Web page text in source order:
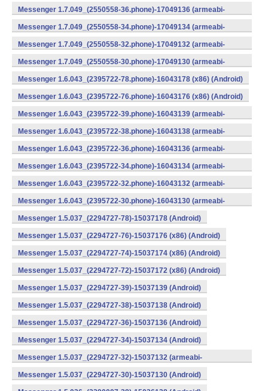
v7a) (Android)
Messenger 1.7.049_(2550558-36.phone)-17049136 (armeabi-
v7a) (Android)
Messenger 1.7.049_(2550558-34.phone)-17049134 (armeabi-
v7a) (Android)
Messenger 1.7.049_(2550558-32.phone)-17049132 (armeabi-
v7a) (Android)
Messenger 1.7.049_(2550558-30.phone)-17049130 (armeabi-
v7a) (Android)
Messenger 1.6.043_(2395722-78.phone)-16043178 (x86) (Android)
Messenger 1.6.043_(2395722-76.phone)-16043176 (x86) (Android)
Messenger 1.6.043_(2395722-39.phone)-16043139 (armeabi-
v7a) (Android)
Messenger 1.6.043_(2395722-38.phone)-16043138 (armeabi-
v7a) (Android)
Messenger 1.6.043_(2395722-36.phone)-16043136 (armeabi-
v7a) (Android)
Messenger 1.6.043_(2395722-34.phone)-16043134 (armeabi-
v7a) (Android)
Messenger 1.6.043_(2395722-32.phone)-16043132 (armeabi-
v7a) (Android)
Messenger 1.6.043_(2395722-30.phone)-16043130 (armeabi-
v7a) (Android)
Messenger 1.5.037_(2294727-78)-15037178 (Android)
Messenger 1.5.037_(2294727-76)-15037176 (x86) (Android)
Messenger 1.5.037_(2294727-74)-15037174 (x86) (Android)
Messenger 1.5.037_(2294727-72)-15037172 (x86) (Android)
Messenger 1.5.037_(2294727-39)-15037139 (Android)
Messenger 1.5.037_(2294727-38)-15037138 (Android)
Messenger 1.5.037_(2294727-36)-15037136 (Android)
Messenger 1.5.037_(2294727-34)-15037134 (Android)
Messenger 1.5.037_(2294727-32)-15037132 (armeabi-
v7a) (Android)
Messenger 1.5.037_(2294727-30)-15037130 (Android)